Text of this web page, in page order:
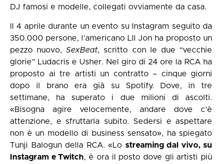
DJ famosi e modelle, collegati ovviamente da casa.
Il 4 aprile durante un evento su Instagram seguito da
350.000 persone, l’americano LIl Jon ha proposto un
pezzo nuovo,SexBeat, scritto con le due “vecchie
glorie” Ludacris e Usher. Nel giro di 24 ore la RCA ha
proposto ai tre artisti un contratto – cinque giorni
dopo il brano era già su Spotify. Dove, in tre
settimane, ha superato i due milioni di ascolti.
«Bisogna agire velocemente, andare dove c’è
attenzione, e sfruttarla subito. Sedersi e aspettare
non è un modello di business sensato», ha spiegato
Tunji Balogun della RCA. «Lo streaming dal vivo, su
Instagram e Twitch, è ora il posto dove gli artisti più